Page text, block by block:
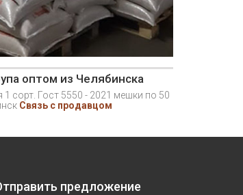
оптом из Челябинска
1 сорт. Гост 5550 - 2021 мешки по 50
Связь с продавцом
предложение